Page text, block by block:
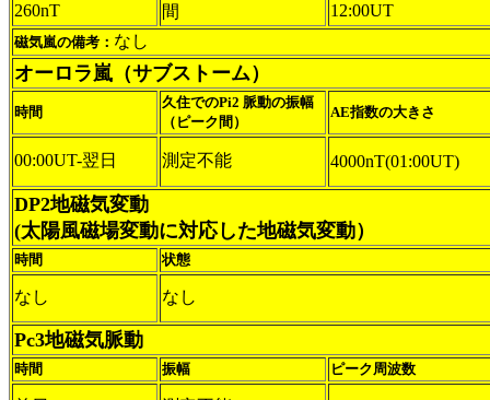
260nT
間
12:00UT
磁気嵐の備考： なし
オーロラ嵐（サブストーム）
時間
久住でのPi2 脈動の振幅
（ピーク間）
AE指数の大きさ
00:00UT-翌日 測定不能 4000nT(01:00UT)
DP2地磁気変動
(太陽風磁場変動に対応した地磁気変動）
時間 状態
なし なし
Pc3地磁気脈動
時間 振幅 ピーク周波数